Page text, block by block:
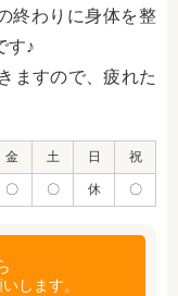
終わりに身体を整
す♪
ますので、疲れた
金 土 日 祝
〇 〇 休 〇
します。